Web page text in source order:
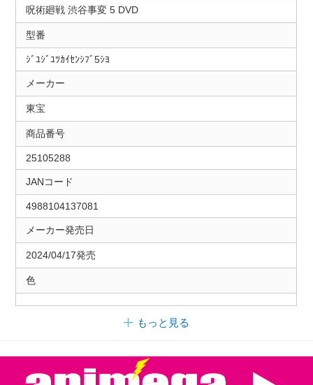
呪術廻戦 渋谷事変 5 DVD
型番
ｼﾞﾕｼﾞﾕﾂｶｲｾﾝｼﾌﾞ5ｼﾖ
メーカー
東宝
商品番号
25105288
JANコード
4988104137081
メーカー発売日
2024/04/17発売
色
もっと見る